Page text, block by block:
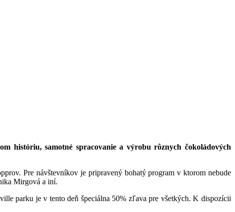
históriu, samotné spracovanie a výrobu rôznych čokoládových
Pre návštevníkov je pripravený bohatý program v ktorom nebude
Mirgová a iní.
parku je v tento deň špeciálna 50% zľava pre všetkých. K dispozícii